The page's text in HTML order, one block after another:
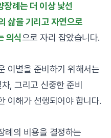
장례는 더 이상 낯선
삶을 기리고 자연으로
의식으로 자리 잡았습니다.
이별을 준비하기 위해서는
, 그리고 신중한 준비
이해가 선행되어야 합니다.
례의 비용을 결정하는